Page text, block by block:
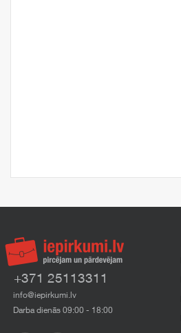
+371 25113311
info@iepirkumi.lv
Darba dienās 09:00 - 18:00